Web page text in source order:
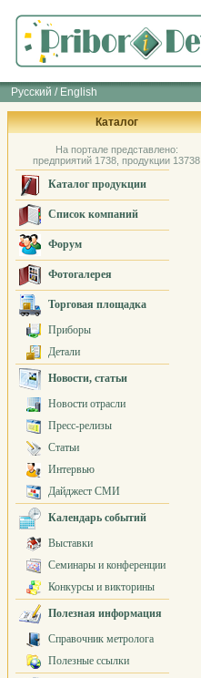
Русский / English
Каталог
На портале представлено:
предприятий 1738, продукции 13738
Каталог продукции
Список компаний
Форум
Фотогалерея
Торговая площадка
Приборы
Детали
Новости, статьи
Новости отрасли
Пресс-релизы
Статьи
Интервью
Дайджест СМИ
Календарь событий
Выставки
Семинары и конференции
Конкурсы и викторины
Полезная информация
Справочник метролога
Полезные ссылки